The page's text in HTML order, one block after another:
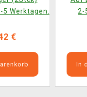
Werktagen.
€
2-
In